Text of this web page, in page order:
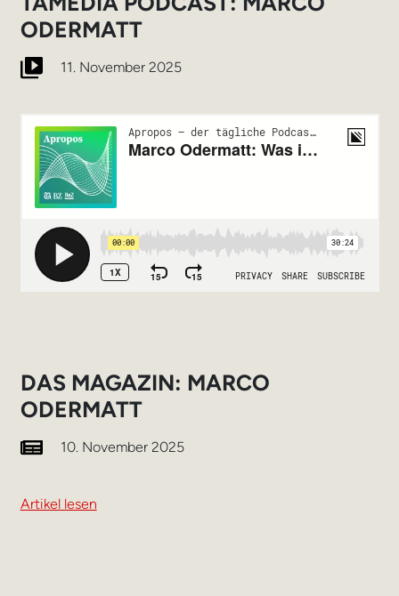
ODERMATT
11. November 2025
DAS MAGAZIN: MARCO
ODERMATT
10. November 2025
Artikel lesen